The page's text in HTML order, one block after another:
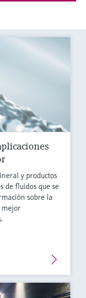
y productos
de fluidos que se
sobre la
mejor